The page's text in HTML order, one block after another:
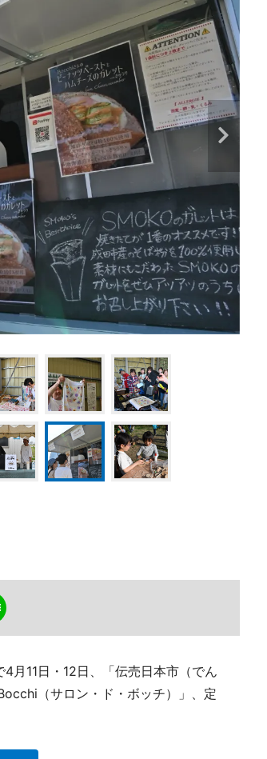
月11日・12日、「伝売日本市（でん
（サロン・ド・ボッチ）」、定